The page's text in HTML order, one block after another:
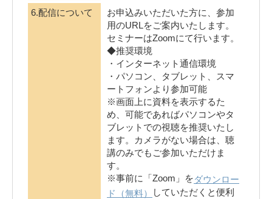
6.配信について
お申込みいただいた方に、参加
用のURLをご案内いたします。
セミナーはZoomにて行います。
◆推奨環境
・インターネット通信環境
・パソコン、タブレット、スマ
ートフォンより参加可能
※画面上に資料を表示するた
め、可能であればパソコンやタ
ブレットでの視聴を推奨いたし
ます。カメラがない場合は、聴
講のみでもご参加いただけま
す。
※事前に「Zoom」をダウンロー
ド（無料）
していただくと便利